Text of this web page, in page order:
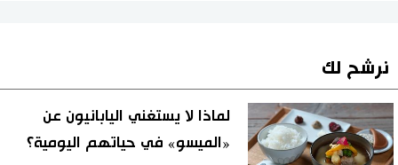
نرشح لك
لماذا لا يستغني اليابانيون عن
«الميسو» في حياتهم اليومية؟